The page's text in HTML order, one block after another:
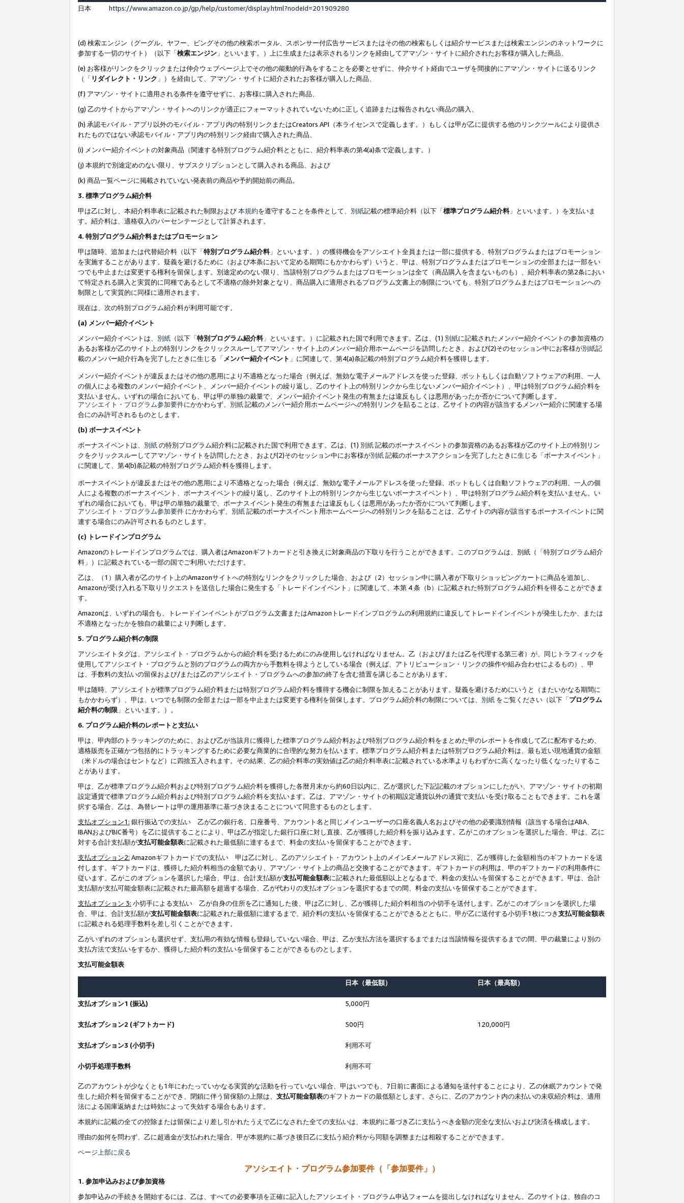
日本
https://www.amazon.co.jp/gp/help/customer/display.html?nodeId=201909280
(d) 検索エンジン（グーグル、ヤフー、ビングその他の検索ポータル、スポンサー付広告サービスまたはその他の検索もしくは紹介サービスまたは検索エンジンのネットワークに
参加する一切のサイト）（以下「検索エンジン 」といいます。）上に生成または表示されるリンクを経由してアマゾン・サイトに紹介されたお客様が購入した商品、
(e) お客様がリンクをクリックまたは仲介ウェブページ上でその他の能動的行為をすることを必要とせずに、仲介サイト経由でユーザを間接的にアマゾン・サイトに送るリンク
（「 リダイレクト・リンク 」）を経由して、アマゾン・サイトに紹介されたお客様が購入した商品、
(f) アマゾン・サイトに適用される条件を遵守せずに、お客様に購入された商品、
(g) 乙のサイトからアマゾン・サイトへのリンクが適正にフォーマットされていないために正しく追跡または報告されない商品の購入、
(h) 承認モバイル・アプリ以外のモバイル・アプリ内の特別リンクまたはCreators API（本ライセンスで定義します。）もしくは甲が乙に提供する他のリンクツールにより提供さ
れたものではない承認モバイル・アプリ内の特別リンク経由で購入された商品、
(i) メンバー紹介イベントの対象商品（関連する特別プログラム紹介料とともに、紹介料率表の第4(a)条で定義します。）
(j) 本規約で別途定めのない限り、サブスクリプションとして購入される商品、および
(k) 商品一覧ページに掲載されていない発表前の商品や予約開始前の商品。
3. 標準プログラム紹介料
甲は乙に対し、本紹介料率表に記載された制限および本規約を遵守することを条件として、 別紙記載の標準紹介料（以下「標準プログラム紹介料」といいます。）を支払いま
す。紹介料は、適格収入のパーセンテージとして計算されます。
4. 特別プログラム紹介料またはプロモーション
甲は随時、追加または代替紹介料（以下「特別プログラム紹介料」といいます。）の獲得機会をアソシエイト全員または一部に提供する、特別プログラムまたはプロモーション
を実施することがあります。疑義を避けるために（および本条において定める期間にもかかわらず）いうと、甲は、特別プログラムまたはプロモーションの全部または一部をい
つでも中止または変更する権利を留保します。別途定めのない限り、当該特別プログラムまたはプロモーションは全て（商品購入を含まないものも）、紹介料率表の第2条におい
て特定される購入と実質的に同種であるとして不適格の除外対象となり、商品購入に適用されるプログラム文書上の制限についても、特別プログラムまたはプロモーションへの
制限として実質的に同様に適用されます。
現在は、次の特別プログラム紹介料が利用可能です。
(a) メンバー紹介イベント
メンバー紹介イベントは、 別紙 （以下「特別プログラム紹介料」といいます。）に記載された国で利用できます。乙は、(1) 別紙に記載されたメンバー紹介イベントの参加資格の
あるお客様が乙のサイト上の特別リンクをクリックスルーしてアマゾン・サイト上のメンバー紹介用ホームページを訪問したとき、および(2)そのセッション中にお客様が別紙記
載のメンバー紹介行為を完了したときに生じる「 メンバー紹介イベント 」に関連して、第4(a)条記載の特別プログラム紹介料を獲得します。
メンバー紹介イベントが違反またはその他の悪用により不適格となった場合（例えば、無効な電子メールアドレスを使った登録、ボットもしくは自動ソフトウェアの利用、一人
の個人による複数のメンバー紹介イベント、メンバー紹介イベントの繰り返し、乙のサイト上の特別リンクから生じないメンバー紹介イベント）、甲は特別プログラム紹介料を
支払いません。いずれの場合においても、甲は甲の単独の裁量で、メンバー紹介イベント発生の有無または違反もしくは悪用があったか否かについて判断します。
アソシエイト・プログラム参加要件にかかわらず、 別紙記載のメンバー紹介用ホームページへの特別リンクを貼ることは、乙サイトの内容が該当するメンバー紹介に関連する場
合にのみ許可されるものとします。
(b) ボーナスイベント
ボーナスイベントは、 別紙の特別プログラム紹介料に記載された国で利用できます。乙は、(1) 別紙記載のボーナスイベントの参加資格のあるお客様が乙のサイト上の特別リン
クをクリックスルーしてアマゾン・サイトを訪問したとき、および(2)そのセッション中にお客様が別紙記載のボーナスアクションを完了したときに生じる「ボーナスイベント」
に関連して、第4(b)条記載の特別プログラム紹介料を獲得します。
ボーナスイベントが違反またはその他の悪用により不適格となった場合（例えば、無効な電子メールアドレスを使った登録、ボットもしくは自動ソフトウェアの利用、一人の個
人による複数のボーナスイベント、ボーナスイベントの繰り返し、乙のサイト上の特別リンクから生じないボーナスイベント）、甲は特別プログラム紹介料を支払いません。い
ずれの場合においても、甲は甲の単独の裁量で、ボーナスイベント発生の有無または違反もしくは悪用があったか否かについて判断します。
アソシエイト・プログラム参加要件 にかかわらず、 別紙記載のボーナスイベント用ホームページへの特別リンクを貼ることは、乙サイトの内容が該当するボーナスイベントに関
連する場合にのみ許可されるものとします。
(c) トレードインプログラム
Amazonのトレードインプログラムでは、購入者はAmazonギフトカードと引き換えに対象商品の下取りを行うことができます。このプログラムは、別紙（「特別プログラム紹介
料」）に記載されている一部の国でご利用いただけます。
乙は、（1）購入者が乙のサイト上のAmazonサイトへの特別なリンクをクリックした場合、および（2）セッション中に購入者が下取りショッピングカートに商品を追加し、
Amazonが受け入れる下取りリクエストを送信した場合に発生する「トレードインイベント」に関連して、本第 4 条（b）に記載された特別プログラム紹介料を得ることができま
す。
Amazonは、いずれの場合も、トレードインイベントがプログラム文書またはAmazonトレードインプログラムの利用規約に違反してトレードインイベントが発生したか、または
不適格となったかを独自の裁量により判断します。
5. プログラム紹介料の制限
アソシエイトタグは、アソシエイト・プログラムからの紹介料を受けるためにのみ使用しなければなりません。乙（および/または乙を代理する第三者）が、同じトラフィックを
使用してアソシエイト・プログラムと別のプログラムの両方から手数料を得ようとしている場合（例えば、アトリビューション・リンクの操作や組み合わせによるもの）、甲
は、手数料の支払いの留保および/または乙のアソシエイト・プログラムへの参加の終了を含む措置を講じることがあります。
甲は随時、アソシエイトが標準プログラム紹介料または特別プログラム紹介料を獲得する機会に制限を加えることがあります。疑義を避けるためにいうと（またいかなる期間に
もかかわらず）、甲は、いつでも制限の全部または一部を中止または変更する権利を留保します。プログラム紹介料の制限については、 別紙 をご覧ください（以下「プログラム
紹介料の制限 」といいます。）。
6. プログラム紹介料のレポートと支払い
甲は、甲内部のトラッキングのために、および乙が当該月に獲得した標準プログラム紹介料および特別プログラム紹介料をまとめた甲のレポートを作成して乙に配布するため、
適格販売を正確かつ包括的にトラッキングするために必要な商業的に合理的な努力を払います。標準プログラム紹介料または特別プログラム紹介料は、最も近い現地通貨の金額
（米ドルの場合はセントなど）に四捨五入されます。その結果、乙の紹介料率の実効値は乙の紹介料率表に記載されている水準よりもわずかに高くなったり低くなったりするこ
とがあります。
甲は、乙が標準プログラム紹介料および特別プログラム紹介料を獲得した各暦月末から約60日以内に、乙が選択した下記記載のオプションにしたがい、アマゾン・サイトの初期
設定通貨で標準プログラム紹介料および特別プログラム紹介料を支払います。乙は、アマゾン・サイトの初期設定通貨以外の通貨で支払いを受け取ることもできます。これを選
択する場合、乙は、為替レートは甲の運用基準に基づき決まることについて同意するものとします。
支払オプション1: 銀行振込での支払い 乙が乙の銀行名、口座番号、アカウント名と同じメインユーザーの口座名義人名およびその他の必要識別情報（該当する場合はABA、
IBANおよびBIC番号）を乙に提供することにより、甲は乙が指定した銀行口座に対し直接、乙が獲得した紹介料を振り込みます。乙がこのオプションを選択した場合、甲は、乙に
対する合計支払額が支払可能金額表に記載された最低額に達するまで、料金の支払いを留保することができます。
支払オプション2: Amazonギフトカードでの支払い 甲は乙に対し、乙のアソシエイト・アカウント上のメインEメールアドレス宛に、乙が獲得した金額相当のギフトカードを送
付します。ギフトカードは、獲得した紹介料相当の金額であり、アマゾン・サイト上の商品と交換することができます。ギフトカードの利用は、甲のギフトカードの利用条件に
従います。乙がこのオプションを選択した場合、甲は、合計支払額が支払可能金額表に記載された最低額以上となるまで、料金の支払いを留保することができます。甲は、合計
支払額が支払可能金額表に記載された最高額を超過する場合、乙が代わりの支払オプションを選択するまでの間、料金の支払いを留保することができます。
支払オプション 3: 小切手による支払い 乙が自身の住所を乙に通知した後、甲は乙に対し、乙が獲得した紹介料相当の小切手を送付します。乙がこのオプションを選択した場
合、甲は、合計支払額が支払可能金額表に記載された最低額に達するまで、紹介料の支払いを留保することができるとともに、甲が乙に送付する小切手1枚につき支払可能金額表
に記載される処理手数料を差し引くことができます。
乙がいずれのオプションも選択せず、支払用の有効な情報も登録していない場合、甲は、乙が支払方法を選択するまでまたは当該情報を提供するまでの間、甲の裁量により別の
支払方法で支払いをするか、獲得した紹介料の支払いを留保することができるものとします。
支払可能金額表
日本（最低額） 日本（最高額）
支払オプション1 (振込) 5,000円
支払オプション2 (ギフトカード) 500円 120,000円
支払オプション3 (小切手) 利用不可
小切手処理手数料 利用不可
乙のアカウントが少なくとも1年にわたっていかなる実質的な活動を行っていない場合、甲はいつでも、7日前に書面による通知を送付することにより、乙の休眠アカウントで発
生した紹介料を留保することができ、閉鎖に伴う留保額の上限は、 支払可能金額表のギフトカードの最低額とします。さらに、乙のアカウント内の未払いの未収紹介料は、適用
法による国庫返納または時効によって失効する場合もあります。
本規約に記載の全ての控除または留保により差し引かれたうえで乙になされた全ての支払いは、本規約に基づき乙に支払うべき金額の完全な支払いおよび決済を構成します。
理由の如何を問わず、乙に超過金が支払われた場合、甲が本規約に基づき後日乙に支払う紹介料から同額を調整または相殺することができます。
ページ上部に戻る
アソシエイト・プログラム参加要件（「参加要件」）
1. 参加申込みおよび参加資格
参加申込みの手続きを開始するには、乙は、すべての必要事項を正確に記入したアソシエイト・プログラム申込フォームを提出しなければなりません。乙のサイトは、独自のコ